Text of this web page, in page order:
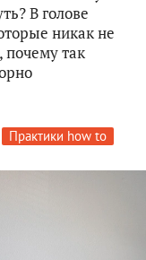
В голове
никак не
почему так
Практики how to